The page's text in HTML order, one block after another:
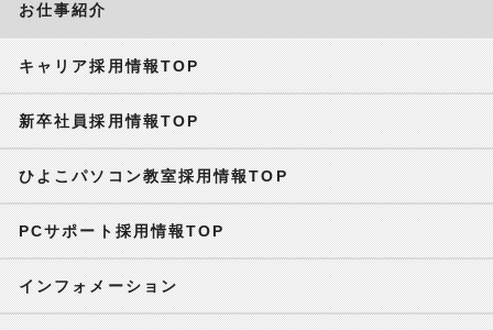
お仕事紹介
キャリア採用情報TOP
新卒社員採用情報TOP
ひよこパソコン教室採用情報TOP
PCサポート採用情報TOP
インフォメーション